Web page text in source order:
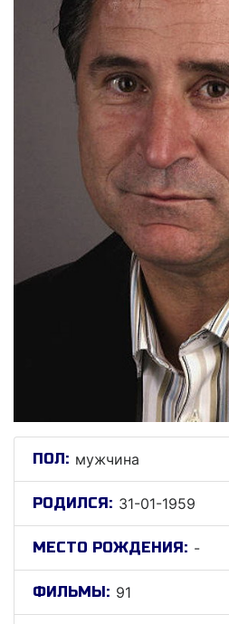
ПОЛ: мужчина
РОДИЛСЯ: 31-01-1959
МЕСТО РОЖДЕНИЯ: -
ФИЛЬМЫ: 91